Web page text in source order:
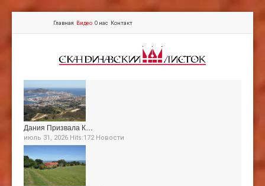
Главная Видео О нас Контакт
Дания Призвала К…
июль 31, 2026 Hits:172 Новости